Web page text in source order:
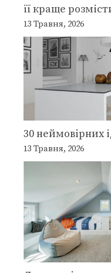
її краще
13 Травня, 2026
30 неймовірних
13 Травня, 2026